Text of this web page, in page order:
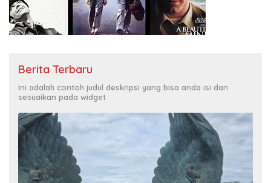
Berita Terbaru
Ini adalah contoh judul deskripsi yang bisa anda isi dan
sesuaikan pada widget